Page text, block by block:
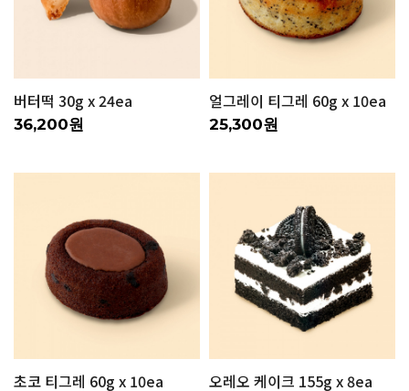
버터떡 30g x 24ea
36,200원
얼그레이 티그레 60g x 10ea
25,300원
초코 티그레 60g x 10ea 오레오 케이크 155g x 8ea